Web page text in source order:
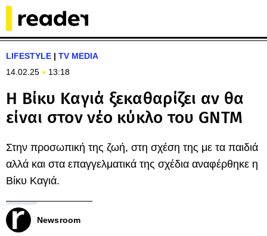
LIFESTYLE | TV MEDIA
14.02.25
13:18
Η Βίκυ Καγιά ξεκαθαρίζει αν θα
είναι στον νέο κύκλο του GNTM
Στην προσωπική της ζωή, στη σχέση της με τα παιδιά
αλλά και στα επαγγελματικά της σχέδια αναφέρθηκε η
Βίκυ Καγιά.
Newsroom